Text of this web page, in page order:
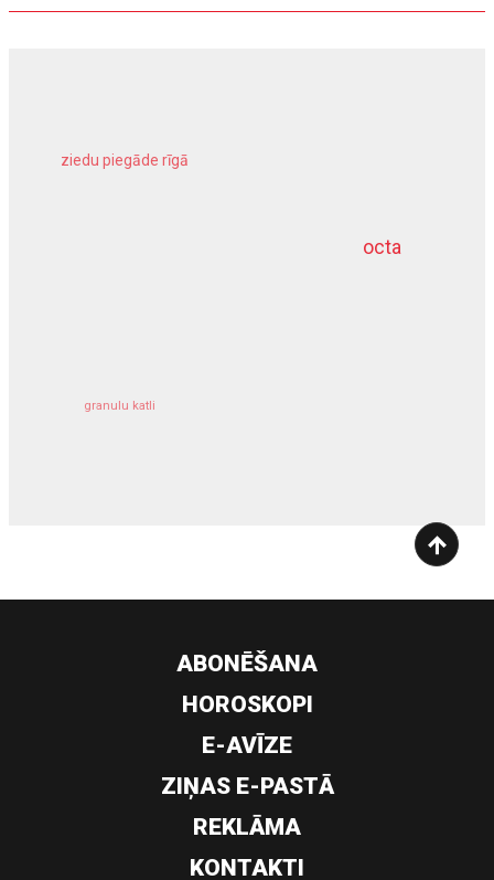
octa
ziedu piegāde rīgā
granulu katli
dziļurbums
ABONĒŠANA
HOROSKOPI
E-AVĪZE
ZIŅAS E-PASTĀ
REKLĀMA
KONTAKTI